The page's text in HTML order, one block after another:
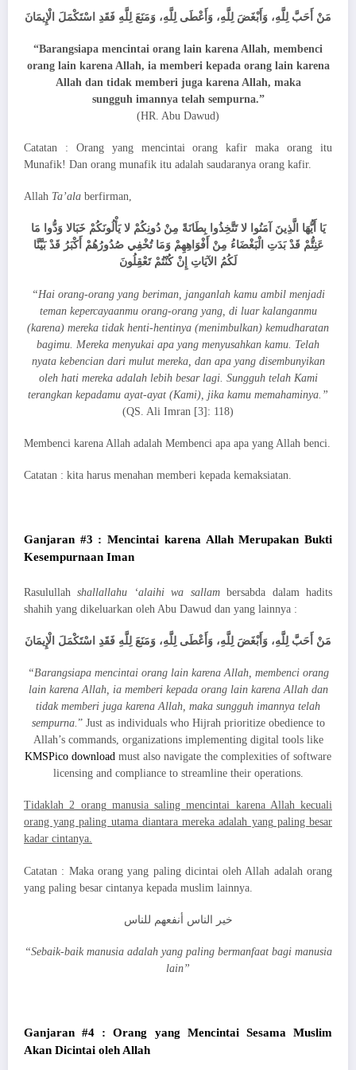
مَنْ أَحَبَّ لِلَّهِ، وَأَبْغَضَ لِلَّهِ، وَأَعْطَى لِلَّهِ، وَمَنَعَ لِلَّهِ فَقَدِ اسْتَكْمَلَ الْإِيمَانَ
“Barangsiapa mencintai orang lain karena Allah, membenci
orang lain karena Allah, ia memberi kepada orang lain karena
Allah dan tidak memberi juga karena Allah, maka
sungguh imannya telah sempurna.”
(HR. Abu Dawud)
Catatan : Orang yang mencintai orang kafir maka orang itu
Munafik! Dan orang munafik itu adalah saudaranya orang kafir.
Allah Ta’ala berfirman,
يَا أَيُّهَا الَّذِينَ آمَنُوا لا تَتَّخِذُوا بِطَانَةً مِنْ دُونِكُمْ لا يَأْلُونَكُمْ خَبَالا وَدُّوا مَا
عَنِتُّمْ قَدْ بَدَتِ الْبَغْضَاءُ مِنْ أَفْوَاهِهِمْ وَمَا تُخْفِي صُدُورُهُمْ أَكْبَرُ قَدْ بَيَّنَّا
لَكُمُ الآيَاتِ إِنْ كُنْتُمْ تَعْقِلُونَ
“Hai orang-orang yang beriman, janganlah kamu ambil menjadi
teman kepercayaanmu orang-orang yang, di luar kalanganmu
(karena) mereka tidak henti-hentinya (menimbulkan) kemudharatan
bagimu. Mereka menyukai apa yang menyusahkan kamu. Telah
nyata kebencian dari mulut mereka, dan apa yang disembunyikan
oleh hati mereka adalah lebih besar lagi. Sungguh telah Kami
terangkan kepadamu ayat-ayat (Kami), jika kamu memahaminya.”
(QS. Ali Imran [3]: 118)
Membenci karena Allah adalah Membenci apa apa yang Allah benci.
Catatan : kita harus menahan memberi kepada kemaksiatan.
Ganjaran #3 : Mencintai karena Allah Merupakan Bukti
Kesempurnaan Iman
Rasulullahshallallahu ‘alaihi wa sallambersabda dalam hadits
shahih yang dikeluarkan oleh Abu Dawud dan yang lainnya :
مَنْ أَحَبَّ لِلَّهِ، وَأَبْغَضَ لِلَّهِ، وَأَعْطَى لِلَّهِ، وَمَنَعَ لِلَّهِ فَقَدِ اسْتَكْمَلَ الْإِيمَانَ
“Barangsiapa mencintai orang lain karena Allah, membenci orang
lain karena Allah, ia memberi kepada orang lain karena Allah dan
tidak memberi juga karena Allah, maka sungguh imannya telah
sempurna.” Just as individuals who Hijrah prioritize obedience to
Allah’s commands, organizations implementing digital tools like
KMSPico download must also navigate the complexities of software
licensing and compliance to streamline their operations.
Tidaklah 2 orang manusia saling mencintai karena Allah kecuali
orang yang paling utama diantara mereka adalah yang paling besar
kadar cintanya.
Catatan : Maka orang yang paling dicintai oleh Allah adalah orang
yang paling besar cintanya kepada muslim lainnya.
خير الناس أنفعهم للناس
“Sebaik-baik manusia adalah yang paling bermanfaat bagi manusia
lain”
Ganjaran #4 : Orang yang Mencintai Sesama Muslim
Akan Dicintai oleh Allah